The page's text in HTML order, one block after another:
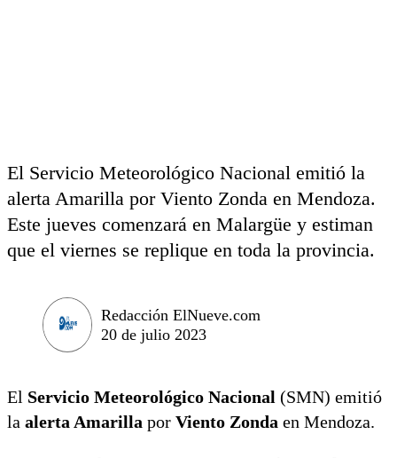
El Servicio Meteorológico Nacional emitió la
alerta Amarilla por Viento Zonda en Mendoza.
Este jueves comenzará en Malargüe y estiman
que el viernes se replique en toda la provincia.
Redacción ElNueve.com
20 de julio 2023
El Servicio Meteorológico Nacional (SMN) emitió
la alerta Amarilla por Viento Zonda en Mendoza.